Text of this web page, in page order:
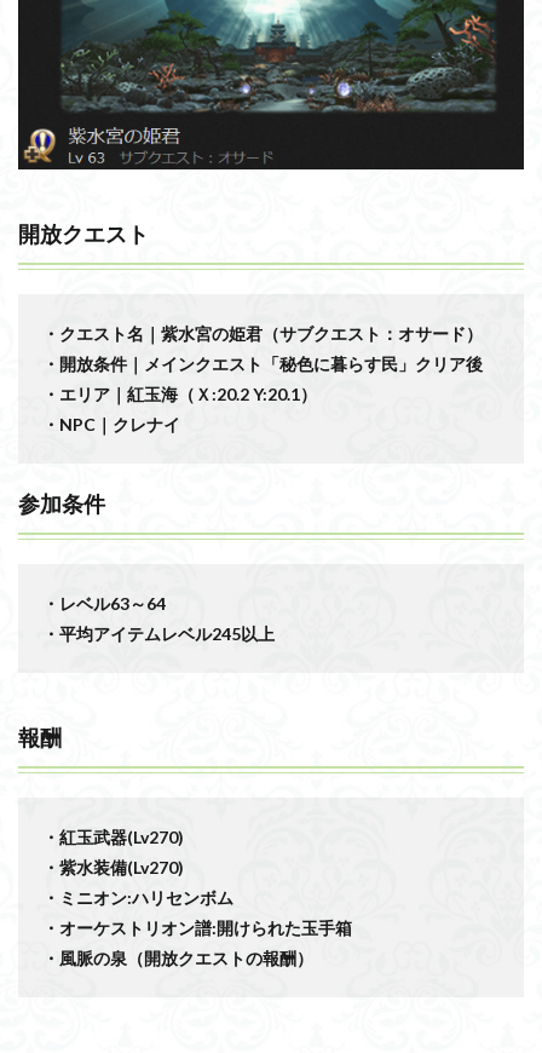
開放クエスト
・クエスト名｜紫水宮の姫君（サブクエスト：オサード）
・開放条件｜メインクエスト「秘色に暮らす民」クリア後
・エリア｜紅玉海（Ｘ:20.2 Y:20.1）
・NPC｜クレナイ
参加条件
・レベル63～64
・平均アイテムレベル245以上
報酬
・紅玉武器(Lv270)
・紫水装備(Lv270)
・ミニオン:ハリセンボム
・オーケストリオン譜:開けられた玉手箱
・風脈の泉（開放クエストの報酬）